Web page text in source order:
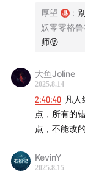
22:28处提及
厚望 :
妖零零格
师😜
大鱼Joline
2025.8.14
2:40:40 凡
点，所有的
点，不能改
KevinY
2025.8.15